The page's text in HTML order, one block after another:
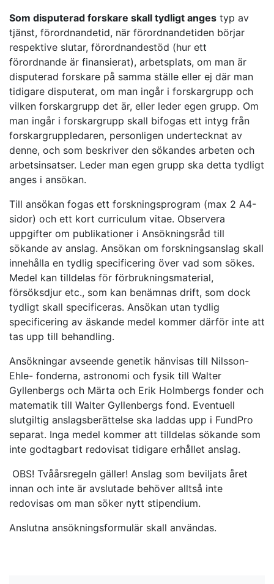
Som disputerad forskare skall tydligt anges typ av
tjänst, förordnandetid, när förordnandetiden börjar
respektive slutar, förordnandestöd (hur ett
förordnande är finansierat), arbetsplats, om man är
disputerad forskare på samma ställe eller ej där man
tidigare disputerat, om man ingår i forskargrupp och
vilken forskargrupp det är, eller leder egen grupp. Om
man ingår i forskargrupp skall bifogas ett intyg från
forskargruppledaren, personligen undertecknat av
denne, och som beskriver den sökandes arbeten och
arbetsinsatser. Leder man egen grupp ska detta tydligt
anges i ansökan.
Till ansökan fogas ett forskningsprogram (max 2 A4-
sidor) och ett kort curriculum vitae. Observera
uppgifter om publikationer i Ansökningsråd till
sökande av anslag. Ansökan om forskningsanslag skall
innehålla en tydlig specificering över vad som sökes.
Medel kan tilldelas för förbrukningsmaterial,
försöksdjur etc., som kan benämnas drift, som dock
tydligt skall specificeras. Ansökan utan tydlig
specificering av äskande medel kommer därför inte att
tas upp till behandling.
Ansökningar avseende genetik hänvisas till Nilsson-
Ehle- fonderna, astronomi och fysik till Walter
Gyllenbergs och Märta och Erik Holmbergs fonder och
matematik till Walter Gyllenbergs fond. Eventuell
slutgiltig anslagsberättelse ska laddas upp i FundPro
separat. Inga medel kommer att tilldelas sökande som
inte godtagbart redovisat tidigare erhållet anslag.
OBS! Tvåårsregeln gäller! Anslag som beviljats året
innan och inte är avslutade behöver alltså inte
redovisas om man söker nytt stipendium.
Anslutna ansökningsformulär skall användas.